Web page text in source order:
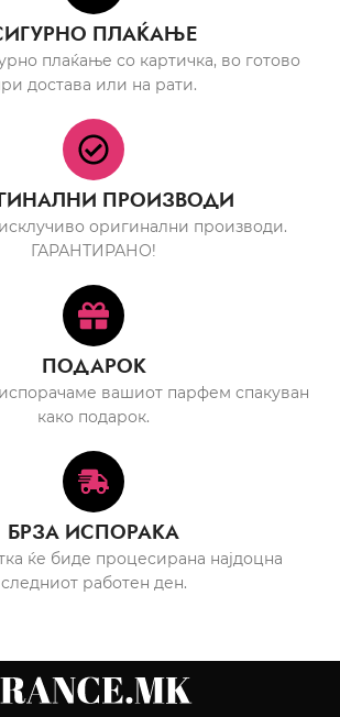
ПЛАЌАЊЕ
плаќање со картичка, во готово
достава или на рати.
ПРОИЗВОДИ
оригинални производи.
ГАРАНТИРАНО!
ПОДАРОК
вашиот парфем спакуван
како подарок.
БРЗА ИСПОРАКА
ќе биде процесирана најдоцна
следниот работен ден.